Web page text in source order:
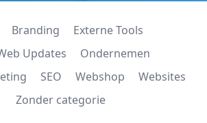
Branding
Externe Tools
Updates
Ondernemen
SEO Webshop
Websites
Zonder categorie